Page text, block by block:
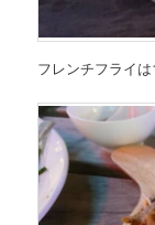
フレンチフライは